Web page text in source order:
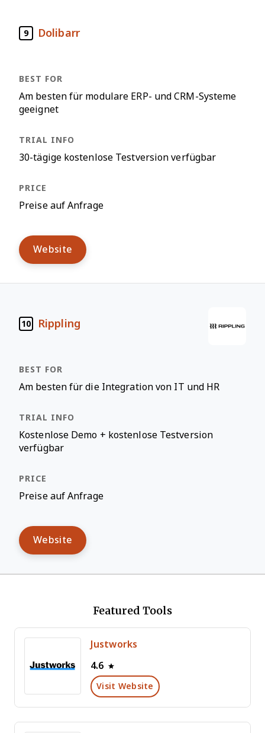
9 Dolibarr
Am besten für modulare ERP- und CRM-Systeme
geeignet
30-tägige kostenlose Testversion verfügbar
Preise auf Anfrage
Website
10 Rippling
Am besten für die Integration von IT und HR
Kostenlose Demo + kostenlose Testversion
verfügbar
Preise auf Anfrage
Website
Featured Tools
Justworks
4.6
Visit Website